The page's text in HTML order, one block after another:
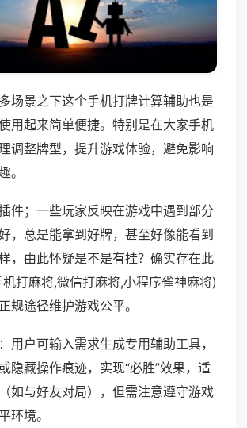
场景之下这个手机打牌计算辅助也是
用起来简单便捷。特别是在大家手机
调整牌型，提升游戏体验，避免影响
。
件；一些玩家反映在游戏中遇到部分
，总是能拿到好牌，甚至好像能看到
，由此怀疑是不是有挂？确实存在此
打麻将,微信打麻将,小程序雀神麻将)
规途径维护游戏公平。
用户可输入需求生成专用辅助工具，
隐藏操作痕迹，实现“必胜”效果，适
如与好友对局），但需注意遵守游戏
环境。